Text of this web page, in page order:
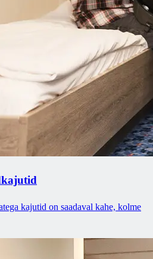
kajutid on saadaval kahe, kolme